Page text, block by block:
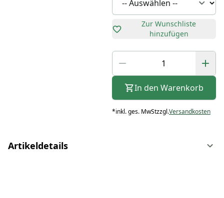
Zur Wunschliste
hinzufügen
In den Warenkorb
*inkl. ges. MwStzzgl.Versandkosten
Artikeldetails